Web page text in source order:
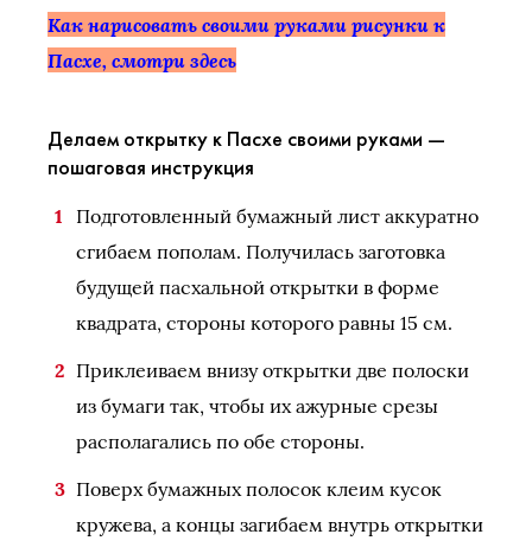
Как нарисовать своими руками рисунки к
Пасхе, смотриздесь
Делаем открытку к Пасхе своими руками —
пошаговая инструкция
Подготовленный бумажный лист аккуратно
сгибаем пополам. Получилась заготовка
будущей пасхальной открытки в форме
квадрата, стороны которого равны 15 см.
Приклеиваем внизу открытки две полоски
из бумаги так, чтобы их ажурные срезы
располагались по обе стороны.
Поверх бумажных полосок клеим кусок
кружева, а концы загибаем внутрь открытки